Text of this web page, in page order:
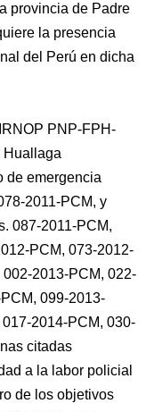
provincia de Padre
la presencia
del Perú en dicha
PNP-FPH-
Huallaga
de emergencia
2011-PCM, y
087-2011-PCM,
PCM, 073-2012-
2013-PCM, 022-
099-2013-
2014-PCM, 030-
citadas
a la labor policial
de los objetivos